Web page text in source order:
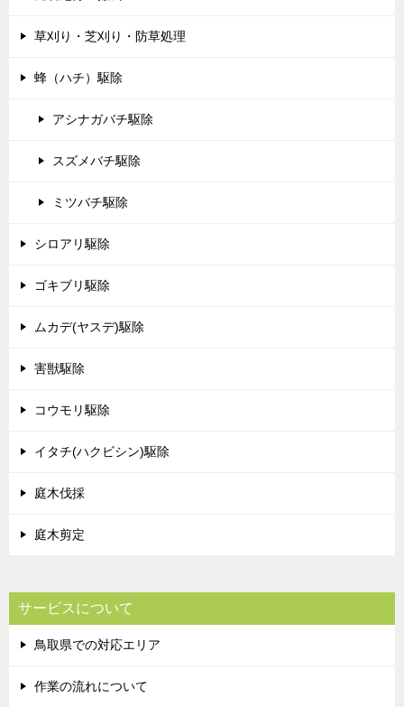
草刈り・芝刈り・防草処理
蜂（ハチ）駆除
アシナガバチ駆除
スズメバチ駆除
ミツバチ駆除
シロアリ駆除
ゴキブリ駆除
ムカデ(ヤスデ)駆除
害獣駆除
コウモリ駆除
イタチ(ハクビシン)駆除
庭木伐採
庭木剪定
サービスについて
鳥取県での対応エリア
作業の流れについて